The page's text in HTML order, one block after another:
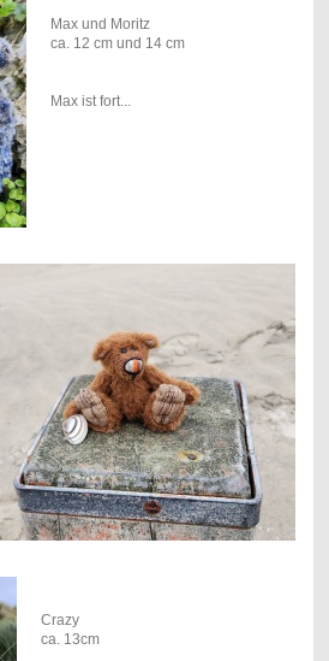
Max und Moritz
ca. 12 cm und 14 cm
Max ist fort...
Crazy
ca. 13cm